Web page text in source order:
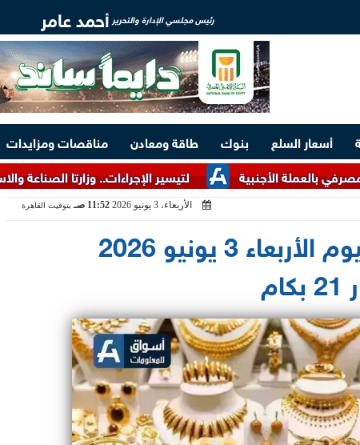
رئيس مجلسي الإدارة والتحرير أحمد عامر
أسعار السلع بنوك طاقة ومعادن مناقصات ومزايدات
لتيسير الإجراءات.. وزارتا الصناعة والاستثمار تتلقيان 143 شكوى وطلبًا خلال يوليو
الأربعاء، 3 يونيو 2026 11:52 صـ بتوقيت القاهرة
تراجع سعر الذهب اليوم الأربعاء 3 يونيو 2026